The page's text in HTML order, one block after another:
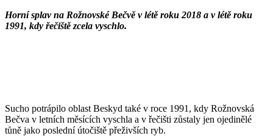
Horní splav na Rožnovské Bečvě v létě roku 2018 a v létě roku
1991, kdy řečiště zcela vyschlo.
Sucho potrápilo oblast Beskyd také v roce 1991, kdy Rožnovská
Bečva v letních měsících vyschla a v řečišti zůstaly jen ojedinělé
tůně jako poslední útočiště přeživších ryb.